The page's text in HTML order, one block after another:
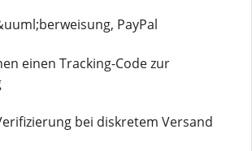
PayPal
einen Tracking-Code zur
bei diskretem Versand